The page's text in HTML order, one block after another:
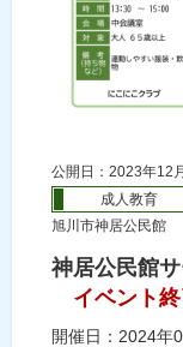
公開日：2023年12
成人教育
旭川市神居公民館
神居公民館
イベント終
開催日：2024年